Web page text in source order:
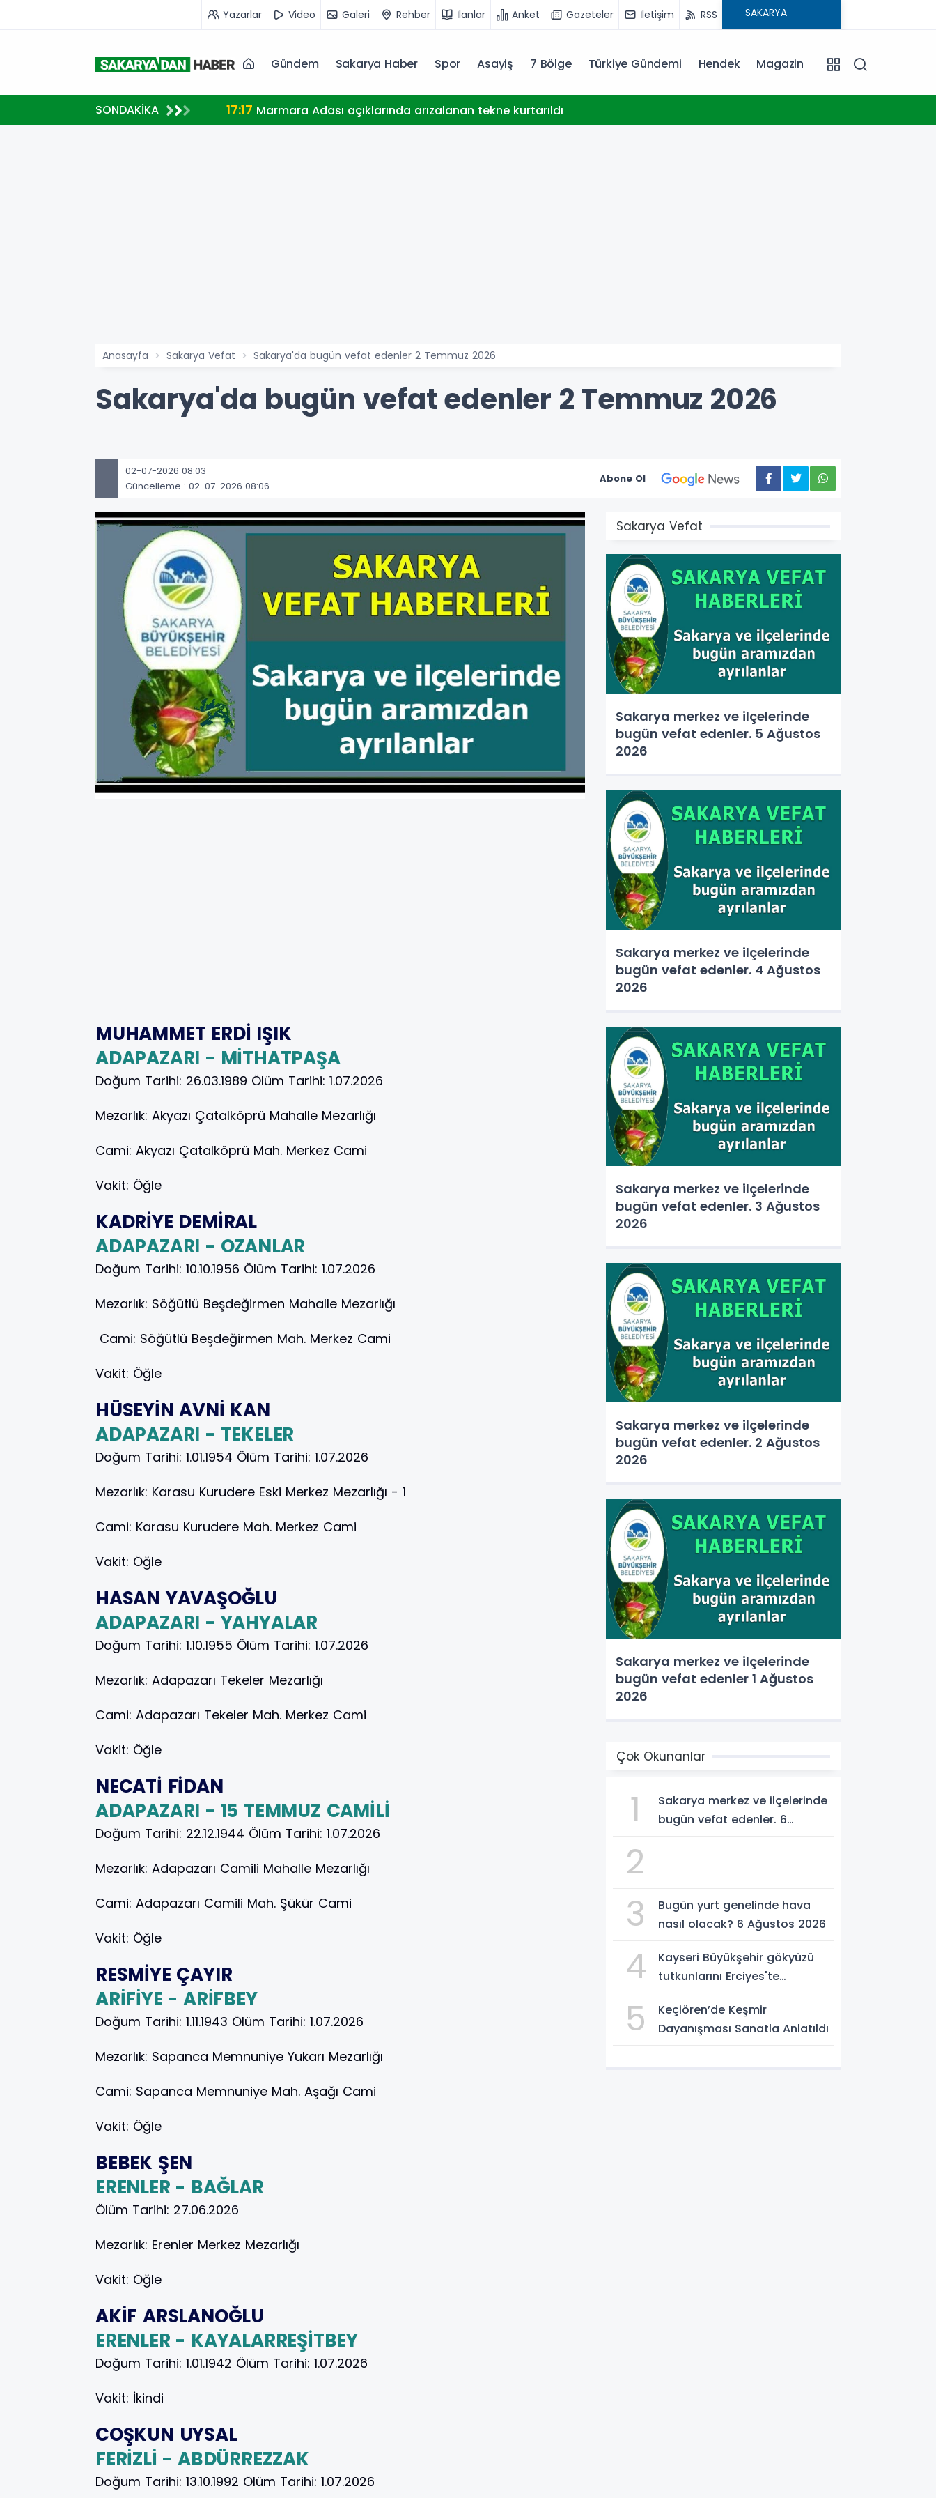
Yazarlar Video Galeri Rehber İlanlar Anket Gazeteler İletişim RSS
Gündem Sakarya Haber Spor Asayiş 7 Bölge Türkiye Gündemi Hendek Magazin
SONDAKİKA 17:17 Marmara Adası açıklarında arızalanan tekne kurtarıldı
Anasayfa Sakarya Vefat Sakarya'da bugün vefat edenler 2 Temmuz 2026
Sakarya'da bugün vefat edenler 2 Temmuz 2026
02-07-2026 08:03
Güncelleme : 02-07-2026 08:06
Abone Ol
MUHAMMET ERDİ IŞIK
ADAPAZARI - MİTHATPAŞA
Doğum Tarihi: 26.03.1989 Ölüm Tarihi: 1.07.2026
Mezarlık: Akyazı Çatalköprü Mahalle Mezarlığı
Cami: Akyazı Çatalköprü Mah. Merkez Cami
Vakit: Öğle
KADRİYE DEMİRAL
ADAPAZARI - OZANLAR
Doğum Tarihi: 10.10.1956 Ölüm Tarihi: 1.07.2026
Mezarlık: Söğütlü Beşdeğirmen Mahalle Mezarlığı
Cami: Söğütlü Beşdeğirmen Mah. Merkez Cami
Vakit: Öğle
HÜSEYİN AVNİ KAN
ADAPAZARI - TEKELER
Doğum Tarihi: 1.01.1954 Ölüm Tarihi: 1.07.2026
Mezarlık: Karasu Kurudere Eski Merkez Mezarlığı - 1
Cami: Karasu Kurudere Mah. Merkez Cami
Vakit: Öğle
HASAN YAVAŞOĞLU
ADAPAZARI - YAHYALAR
Doğum Tarihi: 1.10.1955 Ölüm Tarihi: 1.07.2026
Mezarlık: Adapazarı Tekeler Mezarlığı
Cami: Adapazarı Tekeler Mah. Merkez Cami
Vakit: Öğle
NECATİ FİDAN
ADAPAZARI - 15 TEMMUZ CAMİLİ
Doğum Tarihi: 22.12.1944 Ölüm Tarihi: 1.07.2026
Mezarlık: Adapazarı Camili Mahalle Mezarlığı
Cami: Adapazarı Camili Mah. Şükür Cami
Vakit: Öğle
RESMİYE ÇAYIR
ARİFİYE - ARİFBEY
Doğum Tarihi: 1.11.1943 Ölüm Tarihi: 1.07.2026
Mezarlık: Sapanca Memnuniye Yukarı Mezarlığı
Cami: Sapanca Memnuniye Mah. Aşağı Cami
Vakit: Öğle
BEBEK ŞEN
ERENLER - BAĞLAR
Ölüm Tarihi: 27.06.2026
Mezarlık: Erenler Merkez Mezarlığı
Vakit: Öğle
AKİF ARSLANOĞLU
ERENLER - KAYALARREŞİTBEY
Doğum Tarihi: 1.01.1942 Ölüm Tarihi: 1.07.2026
Vakit: İkindi
COŞKUN UYSAL
FERİZLİ - ABDÜRREZZAK
Doğum Tarihi: 13.10.1992 Ölüm Tarihi: 1.07.2026
Sakarya Vefat
Sakarya merkez ve ilçelerinde
bugün vefat edenler. 5 Ağustos
2026
Sakarya merkez ve ilçelerinde
bugün vefat edenler. 4 Ağustos
2026
Sakarya merkez ve ilçelerinde
bugün vefat edenler. 3 Ağustos
2026
Sakarya merkez ve ilçelerinde
bugün vefat edenler. 2 Ağustos
2026
Sakarya merkez ve ilçelerinde
bugün vefat edenler 1 Ağustos
2026
Çok Okunanlar
1
Sakarya merkez ve ilçelerinde
bugün vefat edenler. 6
2
3
Bugün yurt genelinde hava
nasıl olacak? 6 Ağustos 2026
4
Kayseri Büyükşehir gökyüzü
tutkunlarını Erciyes'te
5
Keçiören’de Keşmir
Dayanışması Sanatla Anlatıldı